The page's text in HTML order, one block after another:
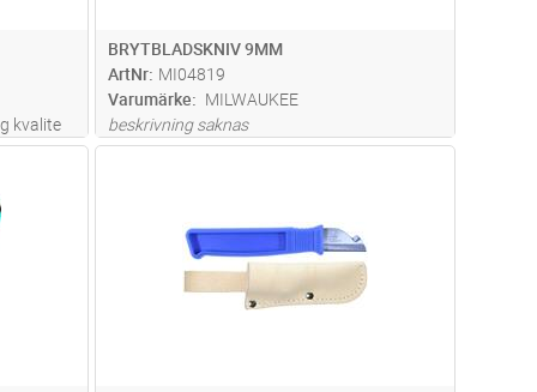
kvalite
BRYTBLADSKNIV 9MM
ArtNr MI04819
Varumärke
MILWAUKEE
beskrivning saknas